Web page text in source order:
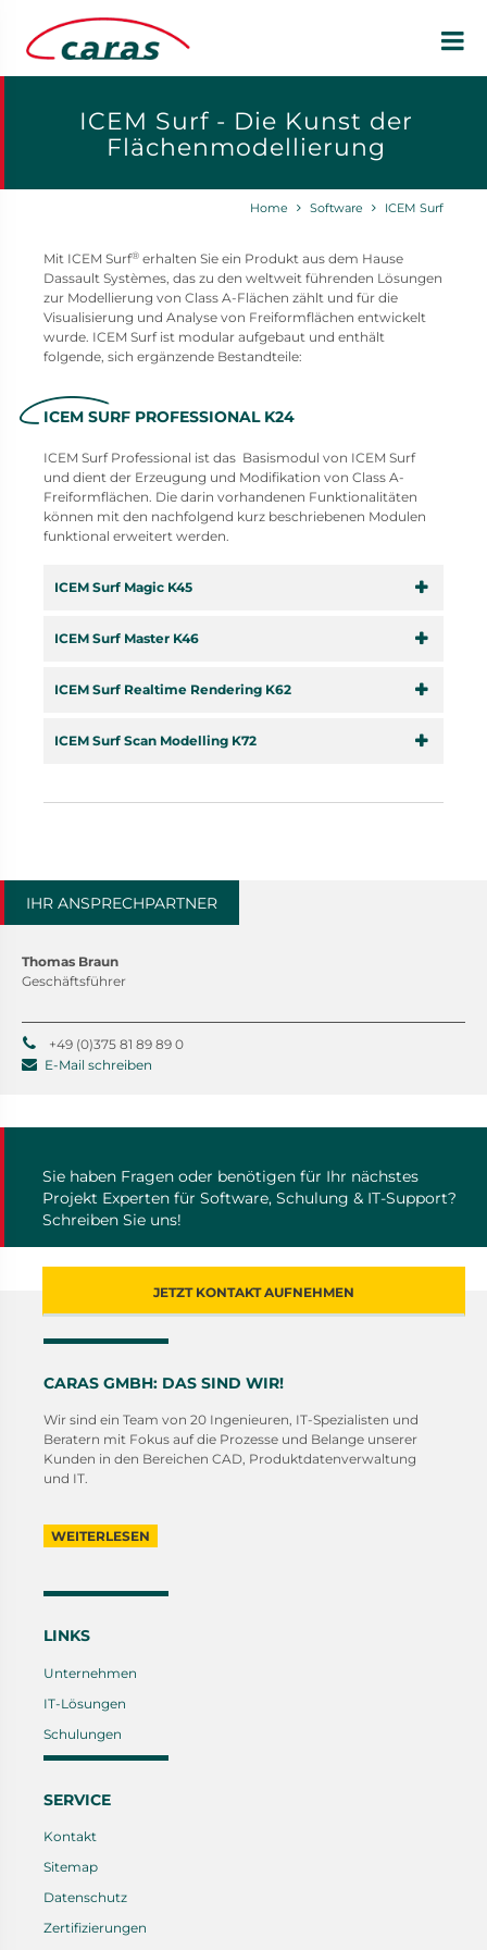
ICEM Surf - Die Kunst der
Flächenmodellierung
Home Software ICEM Surf
Mit ICEM Surf® erhalten Sie ein Produkt aus dem Hause
Dassault Systèmes, das zu den weltweit führenden Lösungen
zur Modellierung von Class A-Flächen zählt und für die
Visualisierung und Analyse von Freiformflächen entwickelt
wurde. ICEM Surf ist modular aufgebaut und enthält
folgende, sich ergänzende Bestandteile:
ICEM SURF PROFESSIONAL K24
ICEM Surf Professional ist das Basismodul von ICEM Surf
und dient der Erzeugung und Modifikation von Class A-
Freiformflächen. Die darin vorhandenen Funktionalitäten
können mit den nachfolgend kurz beschriebenen Modulen
funktional erweitert werden.
ICEM Surf Magic K45
ICEM Surf Master K46
ICEM Surf Realtime Rendering K62
ICEM Surf Scan Modelling K72
IHR ANSPRECHPARTNER
Thomas Braun
Geschäftsführer
+49 (0)375 81 89 89 0
E-Mail schreiben
Sie haben Fragen oder benötigen für Ihr nächstes
Projekt Experten für Software, Schulung & IT-Support?
Schreiben Sie uns!
JETZT KONTAKT AUFNEHMEN
CARAS GMBH: DAS SIND WIR!
Wir sind ein Team von 20 Ingenieuren, IT-Spezialisten und
Beratern mit Fokus auf die Prozesse und Belange unserer
Kunden in den Bereichen CAD, Produktdatenverwaltung
und IT.
WEITERLESEN
LINKS
Unternehmen
IT-Lösungen
Schulungen
SERVICE
Kontakt
Sitemap
Datenschutz
Zertifizierungen